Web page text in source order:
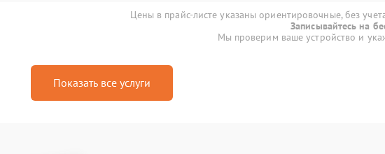
Цены в прайс-листе указаны ориентировочные, без
Записывайтесь на
Мы проверим ваше устройство и
Показать все услуги